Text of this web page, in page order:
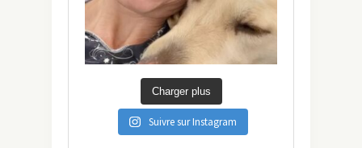
Charger plus
Suivre sur Instagram